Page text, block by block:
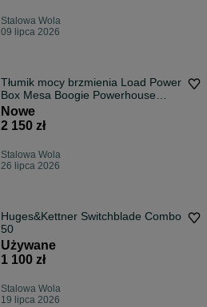
Stalowa Wola
09 lipca 2026
Tłumik mocy brzmienia Load Power
Box Mesa Boogie Powerhouse
Attenuator 8 ohm
Nowe
2 150 zł
Stalowa Wola
26 lipca 2026
Huges&Kettner Switchblade Combo
50
Używane
1 100 zł
Stalowa Wola
19 lipca 2026